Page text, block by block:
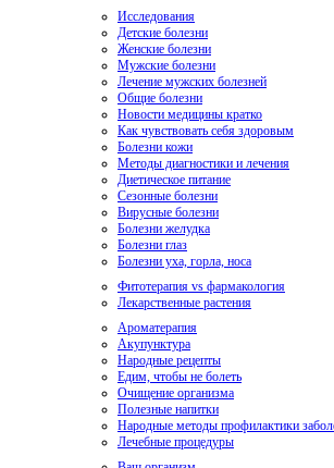
Исследования
Детские болезни
Женские болезни
Мужские болезни
Лечение мужских болезней
Общие болезни
Новости медицины кратко
Как чувствовать себя здоровым
Болезни кожи
Методы диагностики и лечения
Диетическое питание
Сезонные болезни
Вирусные болезни
Болезни желудка
Болезни глаз
Болезни уха, горла, носа
Фитотерапия vs фармакология
Лекарственные растения
Ароматерапия
Акупунктура
Народные рецепты
Едим, чтобы не болеть
Очищение организма
Полезные напитки
Народные методы профилактики
Лечебные процедуры